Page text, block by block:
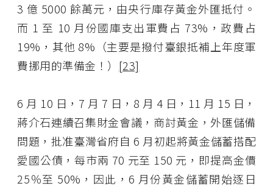
3 億 5000 餘萬元，由央行庫存黃金外匯抵付。
而 1 至 10 月份國庫支出軍費占 73%，政費占
19%，其他 8%（主要是撥付臺銀抵補上年度軍
費挪用的準備金！） [23]
6 月 10 日，7 月 7 日，8 月 4 日，11 月 15 日，
蔣介石連續召集財金會議，商討黃金，外匯儲備
問題，批准臺灣省府自 6 月初起將黃金儲蓄搭配
愛國公債，每市兩 70 元至 150 元，即提高金價
25％至 50%，因此，6 月份黃金儲蓄開始逐日